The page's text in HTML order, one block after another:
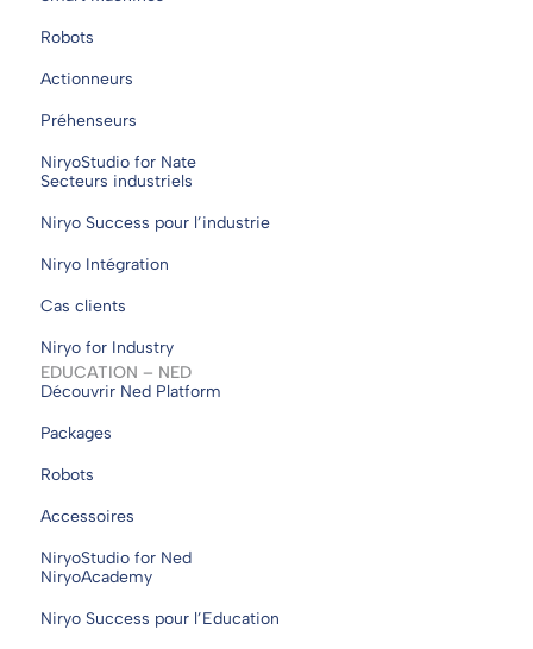
Robots
Actionneurs
Préhenseurs
NiryoStudio for Nate
Secteurs industriels
Niryo Success pour l’industrie
Niryo Intégration
Cas clients
Niryo for Industry
EDUCATION – NED
Découvrir Ned Platform
Packages
Robots
Accessoires
NiryoStudio for Ned
NiryoAcademy
Niryo Success pour l’Education